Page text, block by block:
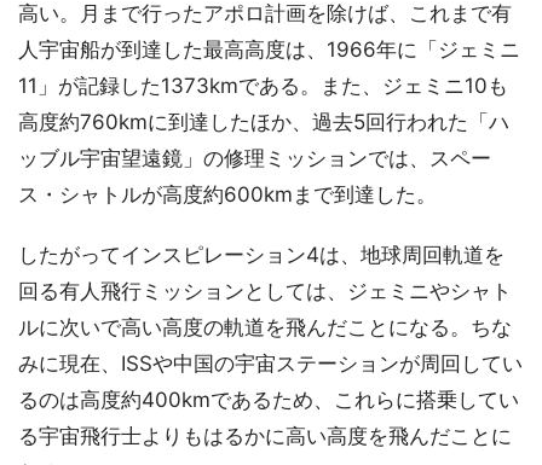
高い。月まで行ったアポロ計画を除けば、これまで有
人宇宙船が到達した最高高度は、1966年に「ジェミニ
11」が記録した1373kmである。また、ジェミニ10も
高度約760kmに到達したほか、過去5回行われた「ハ
ッブル宇宙望遠鏡」の修理ミッションでは、スペー
ス・シャトルが高度約600kmまで到達した。
したがってインスピレーション4は、地球周回軌道を
回る有人飛行ミッションとしては、ジェミニやシャト
ルに次いで高い高度の軌道を飛んだことになる。ちな
みに現在、ISSや中国の宇宙ステーションが周回してい
るのは高度約400kmであるため、これらに搭乗してい
る宇宙飛行士よりもはるかに高い高度を飛んだことに